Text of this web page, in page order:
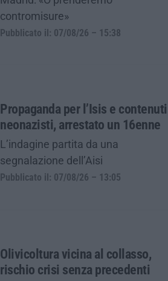
contromisure»
Pubblicato il: 07/08/26 – 15:38
Propaganda per l’Isis e contenuti
neonazisti, arrestato un 16enne
L’indagine partita da una
segnalazione dell’Aisi
Pubblicato il: 07/08/26 – 13:05
Olivicoltura vicina al collasso,
rischio crisi senza precedenti